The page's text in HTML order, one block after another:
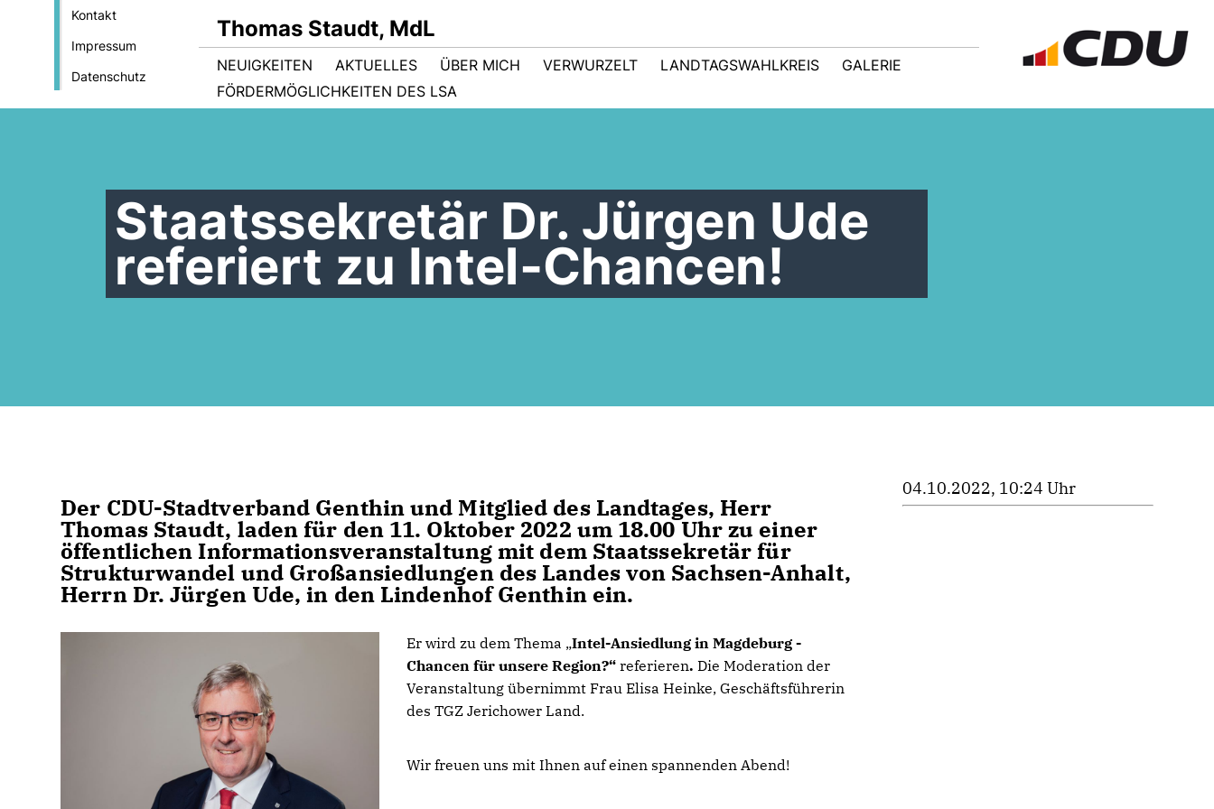
Kontakt
Impressum
Datenschutz
Thomas Staudt, MdL
NEUIGKEITEN AKTUELLES ÜBER MICH VERWURZELT LANDTAGSWAHLKREIS
GALERIE
FÖRDERMÖGLICHKEITEN DES LSA
Staatssekretär Dr. Jürgen Ude
referiert zu Intel-Chancen!
Der CDU-Stadtverband Genthin und Mitglied des Landtages, Herr
Thomas Staudt, laden für den 11. Oktober 2022 um 18.00 Uhr zu einer
öffentlichen Informationsveranstaltung mit dem Staatssekretär für
Strukturwandel und Großansiedlungen des Landes von Sachsen-Anhalt,
Herrn Dr. Jürgen Ude, in den Lindenhof Genthin ein.
Er wird zu dem ThemaIntel-Ansiedlung in Magdeburg -
Chancen für unsere Region?“referieren.Die Moderation der
Veranstaltung übernimmt Frau Elisa Heinke, Geschäftsführerin
des TGZ Jerichower Land.
Wir freuen uns mit Ihnen auf einen spannenden Abend!
04.10.2022, 10:24 Uhr